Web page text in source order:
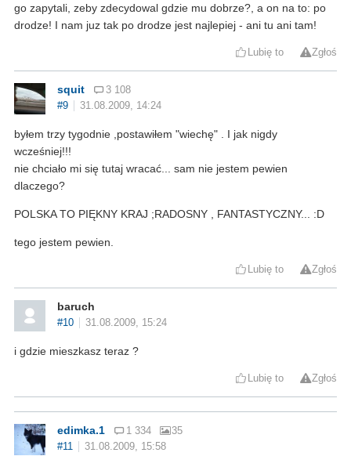
go zapytali, zeby zdecydowal gdzie mu dobrze?, a on na to: po
drodze! I nam juz tak po drodze jest najlepiej - ani tu ani tam!
Lubię to Zgłoś
squit
3 108
#9
31.08.2009, 14:24
byłem trzy tygodnie ,postawiłem "wiechę" . I jak nigdy
wcześniej!!!
nie chciało mi się tutaj wracać... sam nie jestem pewien
dlaczego?
POLSKA TO PIĘKNY KRAJ ;RADOSNY , FANTASTYCZNY... :D
tego jestem pewien.
Lubię to Zgłoś
baruch
#10 31.08.2009, 15:24
i gdzie mieszkasz teraz ?
Lubię to Zgłoś
edimka.1 1 334
35
#11
31.08.2009, 15:58